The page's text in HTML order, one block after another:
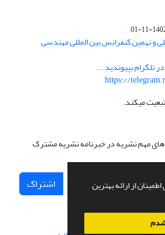
از ارائه بهترین
1402-
و نهمین کنفرانس بین المللی مهندسی
تلگرام بپیوندید ...
https://
های مهم نشریه در خبرنامه نشریه مشترک
اشتراک